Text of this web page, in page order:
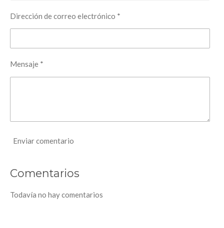
Dirección de correo electrónico *
Mensaje *
Enviar comentario
Comentarios
Todavía no hay comentarios